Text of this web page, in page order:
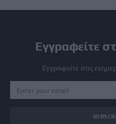
Εγγραφείτε
Εγγραφείτε στις